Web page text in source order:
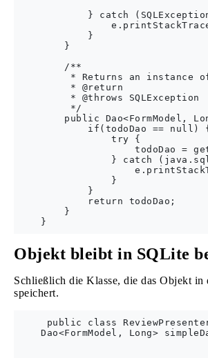
} catch
            }
        }
        /**
* Returns an instance
         * @return
         * @throws SQLException
         */
public Dao<FormModel,
            if(todoDao == null) {
                try {
todoDao =
} catch
                }
            }
            return todoDao;
        }
Objekt bleibt in SQLite
Schließlich die Klasse, die das Objekt in
speichert.
public class
Dao<FormModel, Long>